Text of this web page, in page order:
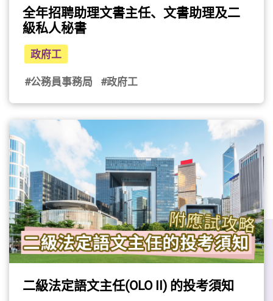
全年招聘助理文書主任、文書助理及二
級私人秘書
政府工
#公務員事務局
#政府工
二級法定語文主任(OLO II) 的投考須知